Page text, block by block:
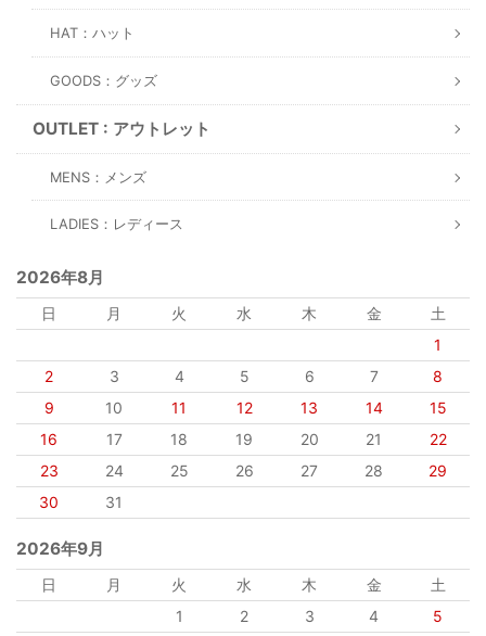
HAT：ハット
GOODS：グッズ
OUTLET : アウトレット
MENS：メンズ
LADIES：レディース
2026年8月
日 月 火 水 木 金
土
1
2
3 4 5 6 7
8
9
10 11 12 13 14
15
16
17 18 19 20 21
22
23
24 25 26 27 28
29
30
31
2026年9月
日 月 火 水 木 金
土
1
2 3 4
5